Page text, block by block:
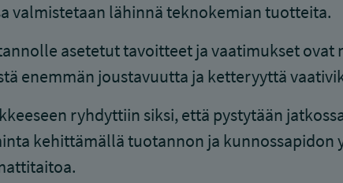
valmistetaan lähinnä teknokemian tuotteita.
asetetut tavoitteet ja vaatimukset
enemmän joustavuutta ja ketteryyttä
ryhdyttiin siksi, että pystytään
kehittämällä tuotannon ja kunnossapidon